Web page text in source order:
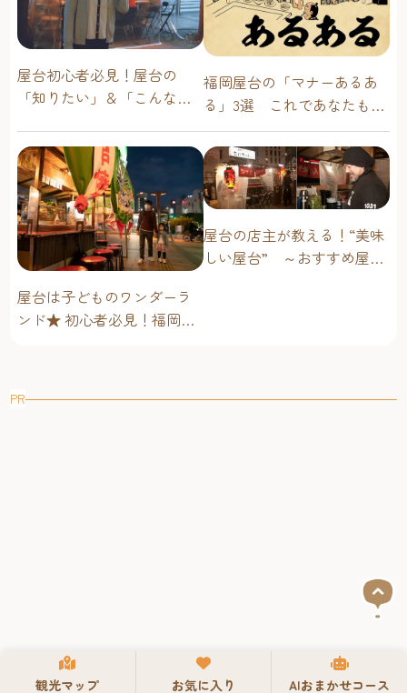
屋台初心者必見！屋台の
「知りたい」＆「こんな時
問に答えます！
福岡屋台の「マナーあるあ
る」3選 これであなたも屋
台通！
屋台は子どものワンダーラ
ンド★ 初心者必見！福岡博
屋台の店主が教える！“美味
しい屋台” ～おすすめ屋台
PR
観光マップ お気に入り AIおまかせコース